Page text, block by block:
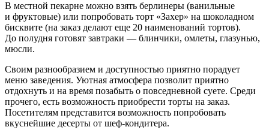
В местной пекарне можно взять берлинеры (ванильные
и фруктовые) или попробовать торт «Захер» на шоколадном
бисквите (на заказ делают еще 20 наименований тортов).
До полудня готовят завтраки — блинчики, омлеты, глазунью,
мюсли.
Своим разнообразием и доступностью приятно порадует
меню заведения. Уютная атмосфера позволит приятно
отдохнуть и на время позабыть о повседневной суете. Среди
прочего, есть возможность приобрести торты на заказ.
Посетителям представится возможность попробовать
вкуснейшие десерты от шеф-кондитера.